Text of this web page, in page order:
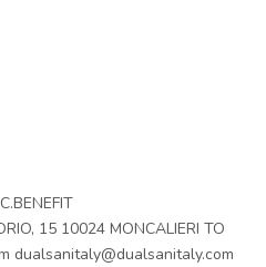
15 10024 MONCALIERI TO
dualsanitaly@dualsanitaly.com